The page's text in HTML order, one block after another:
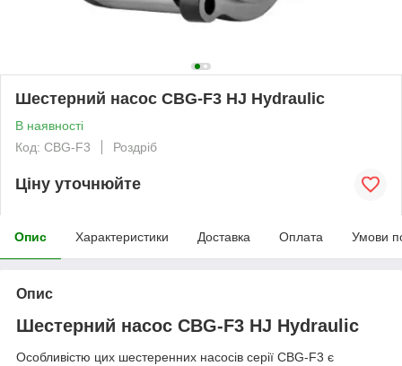
Шестерний насос CBG-F3 HJ Hydraulic
В наявності
Код: CBG-F3
Роздріб
Ціну уточнюйте
Опис Характеристики Доставка Оплата Умови
Опис
Шестерний насос CBG-F3 HJ Hydraulic
Особливістю цих шестеренних насосів серії CBG-F3 є